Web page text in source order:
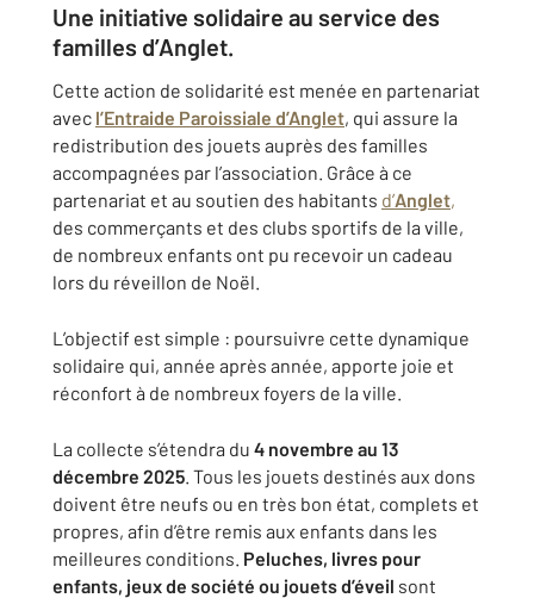
Une initiative solidaire au service des
familles d’Anglet.
Cette action de solidarité est menée en partenariat
avec l’Entraide Paroissiale d’Anglet, qui assure la
redistribution des jouets auprès des familles
accompagnées par l’association. Grâce à ce
partenariat et au soutien des habitants d’Anglet,
des commerçants et des clubs sportifs de la ville,
de nombreux enfants ont pu recevoir un cadeau
lors du réveillon de Noël.
L’objectif est simple : poursuivre cette dynamique
solidaire qui, année après année, apporte joie et
réconfort à de nombreux foyers de la ville.
La collecte s’étendra du 4 novembre au 13
décembre 2025 . Tous les jouets destinés aux dons
doivent être neufs ou en très bon état, complets et
propres, afin d’être remis aux enfants dans les
meilleures conditions. Peluches, livres pour
enfants, jeux de société ou jouets d’éveil sont